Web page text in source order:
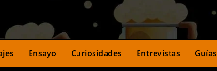
Ensayo Curiosidades Entrevistas